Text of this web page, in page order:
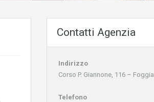
Contatti Agenzia
Indirizzo
Corso P. Giannone, 116 – Foggia
Telefono